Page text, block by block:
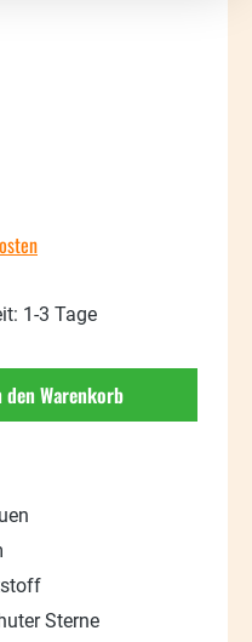
1-3 Tage
den gewünschten
den Warenkorb
Sterne